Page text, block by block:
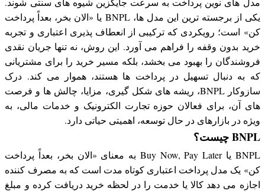
یکی از برجسته ترین این مدل ها، BNPL یا «الان بخر، بعداً پرداخت
کن» است؛ رویکردی که ترکیبی از انعطاف پذیری اعتباری و تجربه
خرید بدون وقفه را فراهم می آورد. این روش، نه تنها جریان نقدی
فروشندگان را بهبود می بخشد، بلکه مسیر خرید را برای مشتریانی
که به دنبال تسهیل در پرداخت ها هستند، هموار می کند. درک
سازوکار BNPL، ریشه های شکل گیری، مزایا، چالش ها و فرصت
های آن، برای فعالان حوزه تجارت الکترونیک و خدمات مالی، به
ویژه در بازارهای در حال توسعه، اهمیتی حیاتی دارد.
BNPL چیست؟
BNPL یا Buy Now, Pay Later به معنای «الان بخر، بعداً پرداخت
کن» یک مدل پرداخت اعتباری کوتاه مدت است که به مصرف کننده
اجازه می دهد کالا یا خدمت را در لحظه خرید دریافت کرده و مبلغ